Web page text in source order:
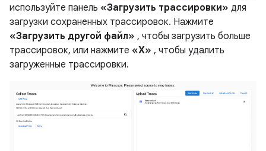
используйте панель «Загрузить трассировки» для
загрузки сохраненных трассировок. Нажмите
«Загрузить другой файл» , чтобы загрузить больше
трассировок, или нажмите «X» , чтобы удалить
загруженные трассировки.